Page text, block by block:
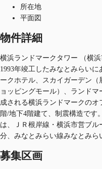
所在地
平面図
物件詳細
横浜ランドマークタワー （横
1993年竣工したみなとみらい
ークホテル、スカイガーデン
ョッピングモール）、ランド
成される横浜ランドマークの
階/地下4階建て、制震構造です
は、ＪＲ根岸線・横浜市営ブ
分、みなとみらい線みなとみら
募集区画